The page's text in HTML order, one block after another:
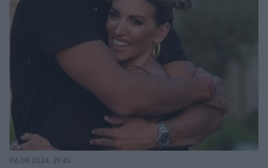
06.08.2024, 21:45